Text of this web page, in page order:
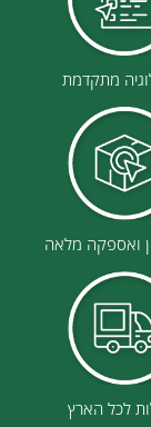
מתקדמת
ואספקה מלאה
לכל הארץ